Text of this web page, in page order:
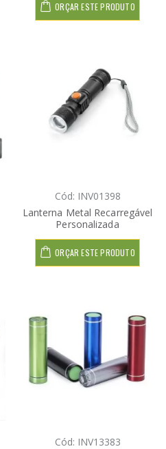
ORÇAR ESTE PRODUTO
Cód: INV01398
Lanterna Metal Recarregável
Personalizada
ORÇAR ESTE PRODUTO
Cód: INV13383